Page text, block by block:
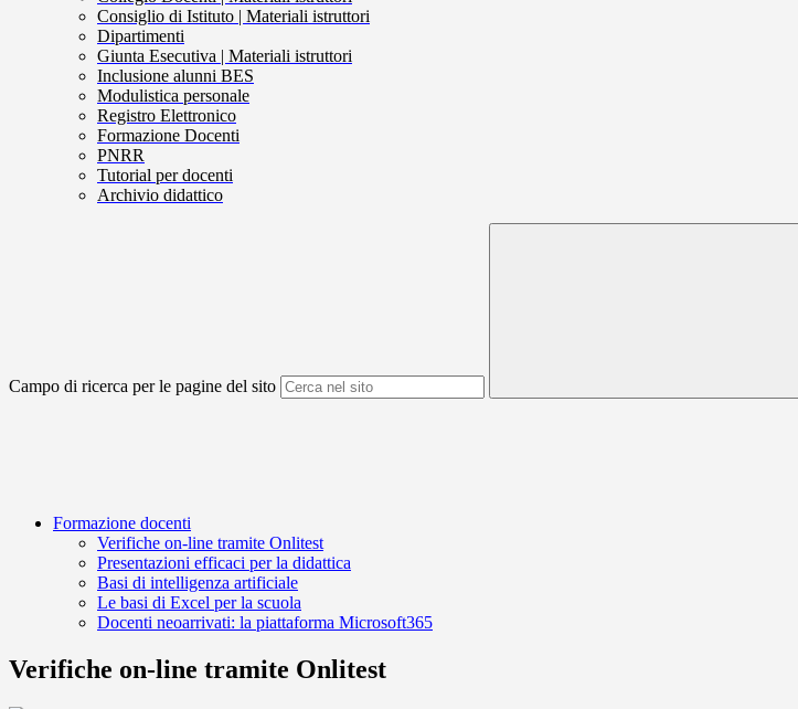
Consiglio di Istituto | Materiali istruttori
Dipartimenti
Giunta Esecutiva | Materiali istruttori
Inclusione alunni BES
Modulistica personale
Registro Elettronico
Formazione Docenti
PNRR
Tutorial per docenti
Archivio didattico
Campo di ricerca per le pagine del sito
Formazione docenti
Verifiche on-line tramite Onlitest
Presentazioni efficaci per la didattica
Basi di intelligenza artificiale
Le basi di Excel per la scuola
Docenti neoarrivati: la piattaforma Microsoft365
Verifiche on-line tramite Onlitest